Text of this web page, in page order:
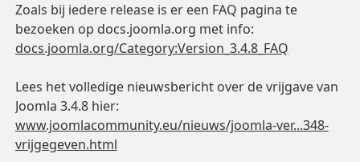
Zoals bij iedere release is er een FAQ pagina te
bezoeken op docs.joomla.org met info:
docs.joomla.org/Category:Version_3.4.8_FAQ
Lees het volledige nieuwsbericht over de vrijgave van
Joomla 3.4.8 hier:
www.joomlacommunity.eu/nieuws/joomla-ver...348-
vrijgegeven.html